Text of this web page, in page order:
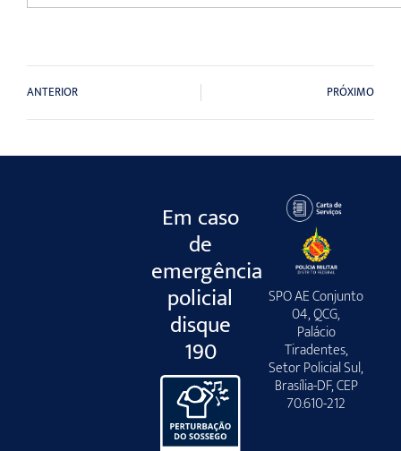
ANTERIOR PRÓXIMO
Em caso
de
emergência
policial
disque
190
SPO AE Conjunto
04, QCG,
Palácio
Tiradentes,
Setor Policial Sul,
Brasília-DF, CEP
70.610-212